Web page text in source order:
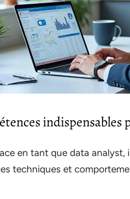
en tant que data analyst,
techniques et